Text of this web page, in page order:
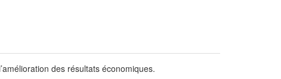
des résultats économiques.